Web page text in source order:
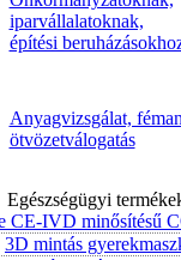
iparvállalatoknak,
építési
Anyagvizsgálat,
ötvözetválogatás
Egészségügyi
CE-IVD minősítésű
3D mintás